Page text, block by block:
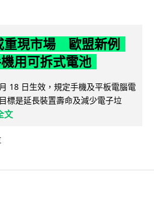
重現市場 歐盟新例
用可拆式電池
18 日生效，規定手機及平板電腦電
標是延長裝置壽命及減少電子垃
文